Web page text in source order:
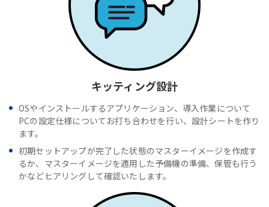
キッティング設計
OSやインストールするアプリケーション、導入作業について
PCの設定仕様についてお打ち合わせを行い、設計シートを作り
ます。
初期セットアップが完了した状態のマスターイメージを作成す
るか、マスターイメージを適用した予備機の準備、保管も行う
かなどヒアリングして確認いたします。